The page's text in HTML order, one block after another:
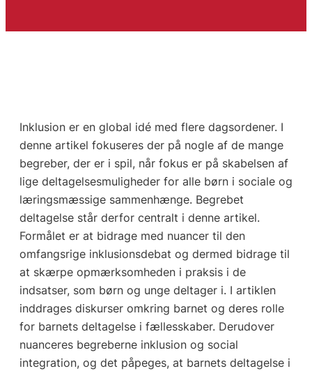
Inklusion er en global idé med flere dagsordener. I
denne artikel fokuseres der på nogle af de mange
begreber, der er i spil, når fokus er på skabelsen af
lige deltagelsesmuligheder for alle børn i sociale og
læringsmæssige sammenhænge. Begrebet
deltagelse står derfor centralt i denne artikel.
Formålet er at bidrage med nuancer til den
omfangsrige inklusionsdebat og dermed bidrage til
at skærpe opmærksomheden i praksis i de
indsatser, som børn og unge deltager i. I artiklen
inddrages diskurser omkring barnet og deres rolle
for barnets deltagelse i fællesskaber. Derudover
nuanceres begreberne inklusion og social
integration, og det påpeges, at barnets deltagelse i